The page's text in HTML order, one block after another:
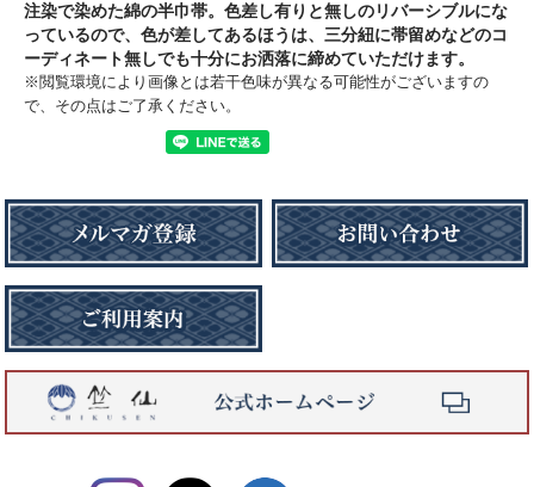
注染で染めた綿の半巾帯。色差し有りと無しのリバーシブルにな
っているので、色が差してあるほうは、三分紐に帯留めなどのコ
ーディネート無しでも十分にお洒落に締めていただけます。
※閲覧環境により画像とは若干色味が異なる可能性がございますの
で、その点はご了承ください。